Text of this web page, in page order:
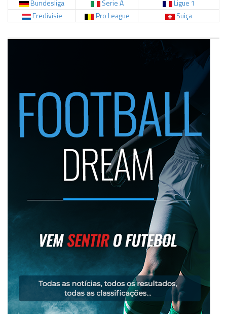
Bundesliga Serie A
Ligue 1
Eredivisie
Pro League Suiça